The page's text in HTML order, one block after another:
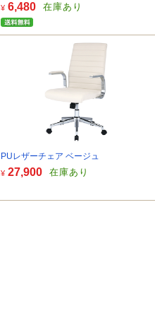
¥ 6,480 在庫あり
PUレザーチェア ベージュ
¥ 27,900 在庫あり